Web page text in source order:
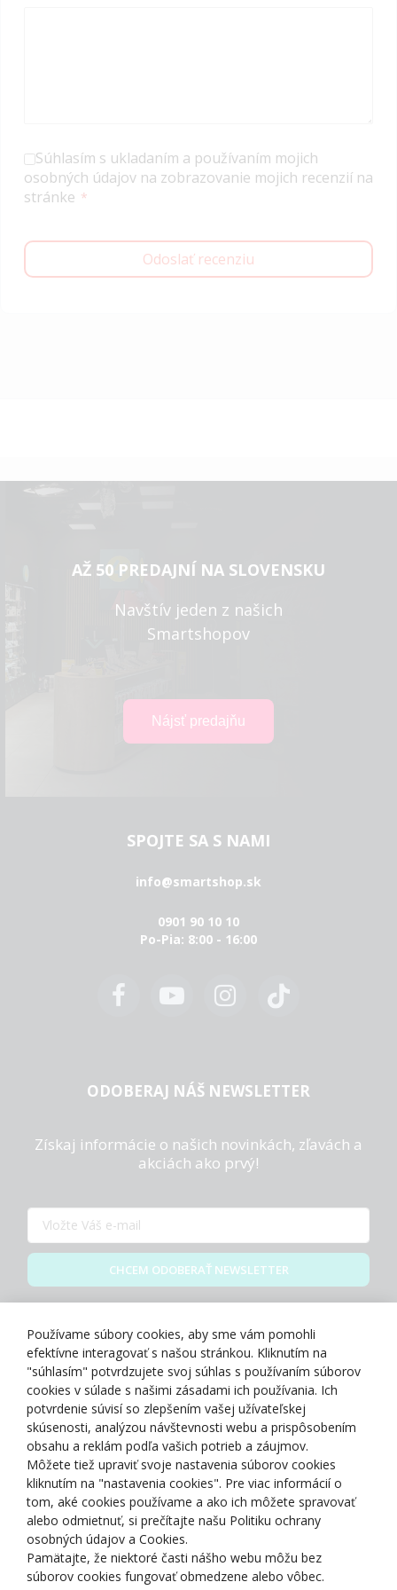
Súhlasím s ukladaním a používaním mojich
osobných údajov na zobrazovanie mojich recenzií na
stránke
Odoslať recenziu
AŽ 50 PREDAJNÍ NA SLOVENSKU
Navštív jeden z našich
Smartshopov
SPOJTE SA S NAMI
info@smartshop.sk
0901 90 10 10
Po-Pia: 8:00 - 16:00
ODOBERAJ NÁŠ NEWSLETTER
Získaj informácie o našich novinkách, zľavách a
akciách ako prvý!
CHCEM ODOBERAŤ NEWSLETTER
O NÁS
NAKUPOVANIE
ZÁKAZNÍCKA ZÓNA
NAŠE OCENENIA
Používame súbory cookies, aby sme vám pomohli
efektívne interagovať s našou stránkou. Kliknutím na
"súhlasím" potvrdzujete svoj súhlas s používaním súborov
cookies v súlade s našimi zásadami ich používania. Ich
potvrdenie súvisí so zlepšením vašej užívateľskej
skúsenosti, analýzou návštevnosti webu a prispôsobením
obsahu a reklám podľa vašich potrieb a záujmov.
Môžete tiež upraviť svoje nastavenia súborov cookies
kliknutím na "nastavenia cookies". Pre viac informácií o
tom, aké cookies používame a ako ich môžete spravovať
alebo odmietnuť, si prečítajte našu Politiku ochrany
osobných údajov a Cookies.
Pamätajte, že niektoré časti nášho webu môžu bez
súborov cookies fungovať obmedzene alebo vôbec.